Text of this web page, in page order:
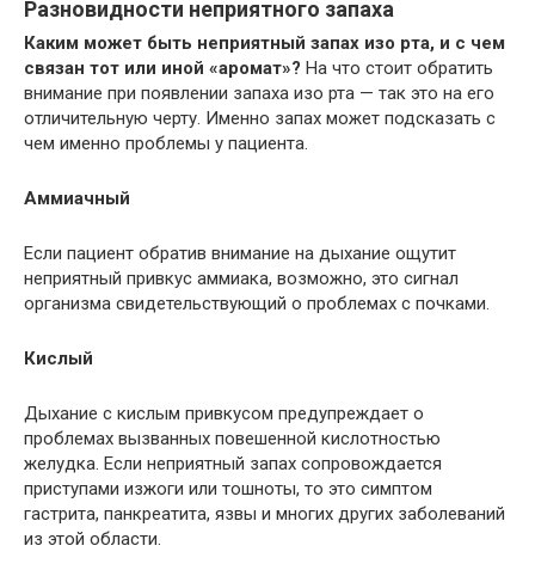
Разновидности неприятного запаха
Каким может быть неприятный запах изо рта, и с чем
связан тот или иной «аромат»? На что стоит обратить
внимание при появлении запаха изо рта — так это на его
отличительную черту. Именно запах может подсказать с
чем именно проблемы у пациента.
Аммиачный
Если пациент обратив внимание на дыхание ощутит
неприятный привкус аммиака, возможно, это сигнал
организма свидетельствующий о проблемах с почками.
Кислый
Дыхание с кислым привкусом предупреждает о
проблемах вызванных повешенной кислотностью
желудка. Если неприятный запах сопровождается
приступами изжоги или тошноты, то это симптом
гастрита, панкреатита, язвы и многих других заболеваний
из этой области.